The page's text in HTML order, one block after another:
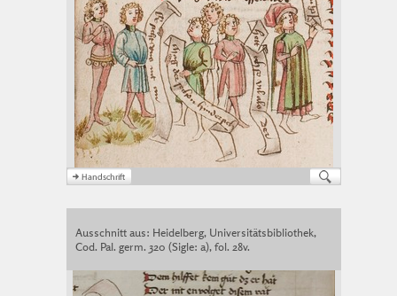
Ausschnitt aus: Heidelberg, Universitätsbibliothek,
Cod. Pal. germ. 320 (Sigle: a), fol. 28v.